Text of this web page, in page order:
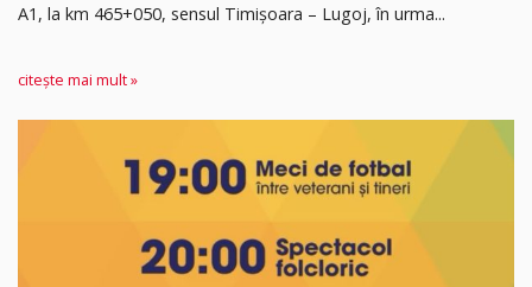
A1, la km 465+050, sensul Timişoara – Lugoj, în urma...
citește mai mult »